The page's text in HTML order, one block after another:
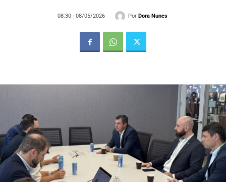
08:30 - 08/05/2026 Por Dora Nunes